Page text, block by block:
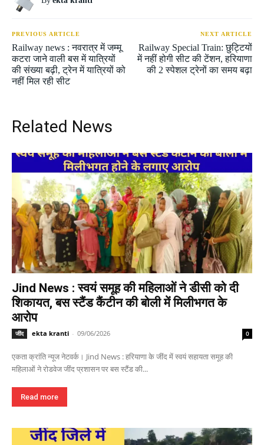
PREVIOUS ARTICLE
Railway news : नवरात्र में जम्मू
कटरा जाने वाली बस में यात्रियों
की संख्या बढ़ी, ट्रेन में यात्रियों को
नहीं मिल रही सीट
NEXT ARTICLE
Railway Special Train: छुट्टियों
में नहीं होगी सीट की टेंशन, हरियाणा
की 2 स्पेशल ट्रेनों का समय बढ़ा
Related News
Jind News : स्वयं समूह की महिलाओं ने डीसी को दी
शिकायत, बस स्टैंड कैंटीन की बोली में मिलीभगत के
आरोप
जींद ekta kranti - 09/06/2026 0
एकता क्रांति न्यूज नेटवर्क। Jind News : हरियाणा के जींद में स्वयं सहायता समूह की
महिलाओं ने रोडवेज जींद प्रशासन पर बस स्टैंड की...
Read more